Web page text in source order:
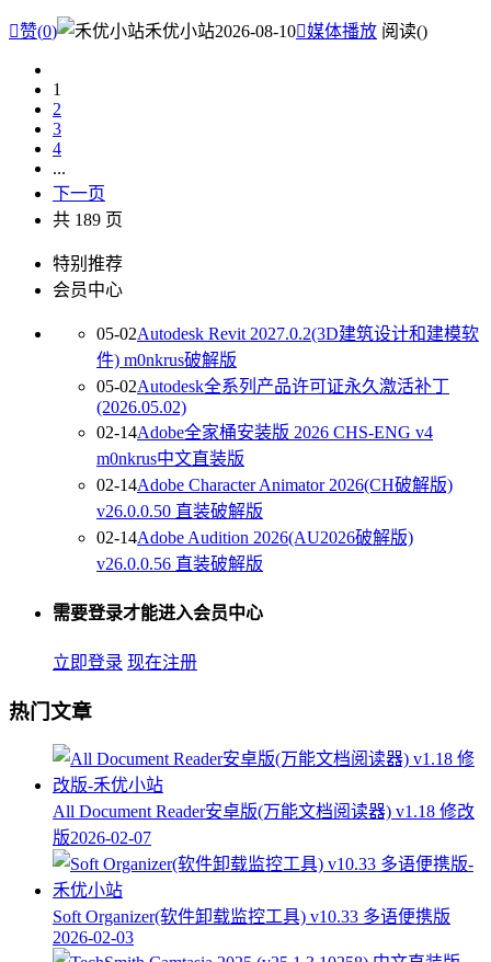
赞(0) 禾优小站2026-08-10媒体播放 阅读()
1
2
3
4
...
下一页
共 189 页
特别推荐
会员中心
05-02Autodesk Revit 2027.0.2(3D建筑设计和建模软
件) m0nkrus破解版
05-02Autodesk全系列产品许可证永久激活补丁
(2026.05.02)
02-14Adobe全家桶安装版 2026 CHS-ENG v4
m0nkrus中文直装版
02-14Adobe Character Animator 2026(CH破解版)
v26.0.0.50 直装破解版
02-14Adobe Audition 2026(AU2026破解版)
v26.0.0.56 直装破解版
需要登录才能进入会员中心
立即登录 现在注册
热门文章
All Document Reader安卓版(万能文档阅读器) v1.18 修改
版2026-02-07
Soft Organizer(软件卸载监控工具) v10.33 多语便携版
2026-02-03